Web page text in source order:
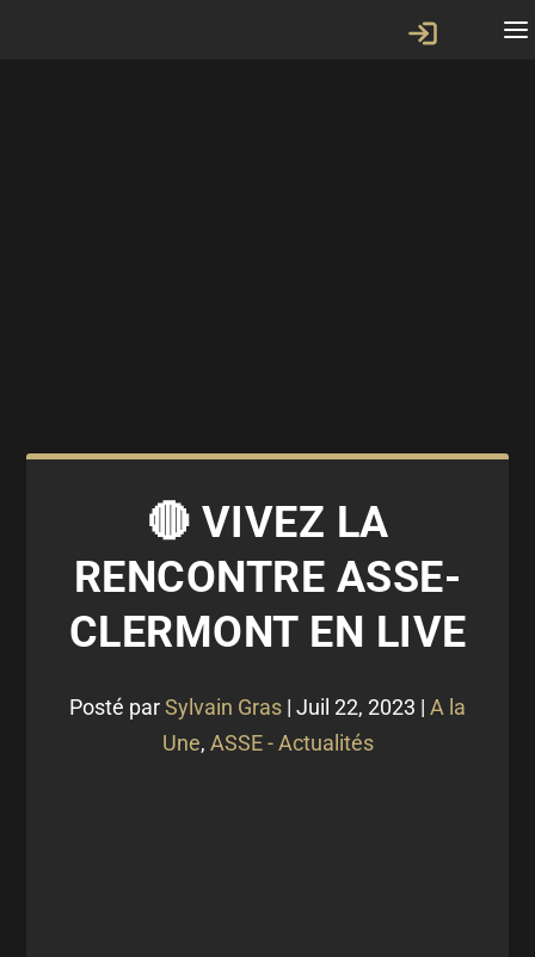
🔴 VIVEZ LA
RENCONTRE ASSE-
CLERMONT EN LIVE
Posté parSylvain Gras | Juil 22, 2023 | A la
Une, ASSE - Actualités